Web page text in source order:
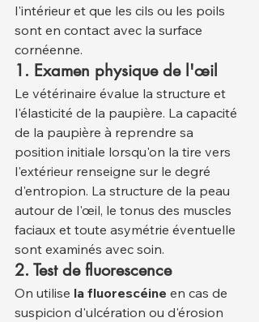
l'intérieur et que les cils ou les poils
sont en contact avec la surface
cornéenne.
1. Examen physique de l'œil
Le vétérinaire évalue la structure et
l'élasticité de la paupière. La capacité
de la paupière à reprendre sa
position initiale lorsqu'on la tire vers
l'extérieur renseigne sur le degré
d'entropion. La structure de la peau
autour de l'œil, le tonus des muscles
faciaux et toute asymétrie éventuelle
sont examinés avec soin.
2. Test de fluorescence
On utilise la fluorescéine en cas de
suspicion d'ulcération ou d'érosion